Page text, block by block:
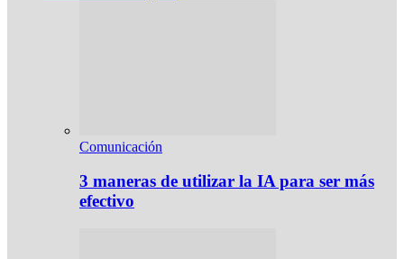
Comunicación
3 maneras de utilizar la IA para ser más
efectivo